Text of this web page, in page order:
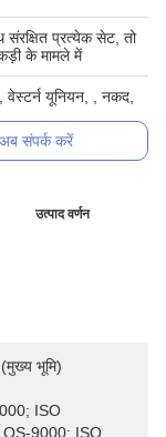
संरक्षित प्रत्येक सेट, तो
के मामले में
वेस्टर्न यूनियन, , नकद,
अब संपर्क करें
उत्पाद वर्णन
भूमि)
ISO
9000; ISO